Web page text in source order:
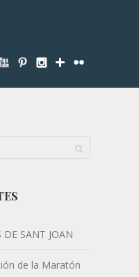
DE SANT JOAN
de la Maratón